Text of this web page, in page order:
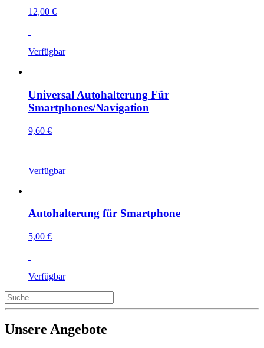
12,00 €
Verfügbar
Universal Autohalterung Für
Smartphones/Navigation
9,60 €
Verfügbar
Autohalterung für Smartphone
5,00 €
Verfügbar
Unsere Angebote